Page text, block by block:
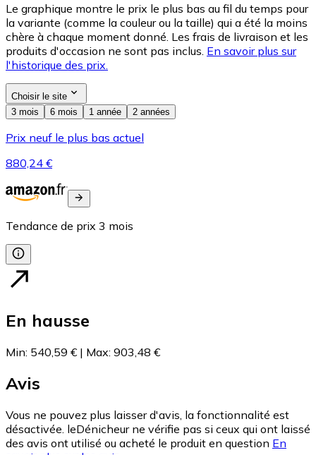
Le graphique montre le prix le plus bas au fil du temps pour
la variante (comme la couleur ou la taille) qui a été la moins
chère à chaque moment donné. Les frais de livraison et les
produits d'occasion ne sont pas inclus. En savoir plus sur
l'historique des prix.
Choisir le site
3 mois
6 mois 1 année 2 années
Prix neuf le plus bas actuel
880,24 €
Tendance de prix 3 mois
En hausse
Min: 540,59 € | Max: 903,48 €
Avis
Vous ne pouvez plus laisser d'avis, la fonctionnalité est
désactivée. leDénicheur ne vérifie pas si ceux qui ont laissé
des avis ont utilisé ou acheté le produit en question En